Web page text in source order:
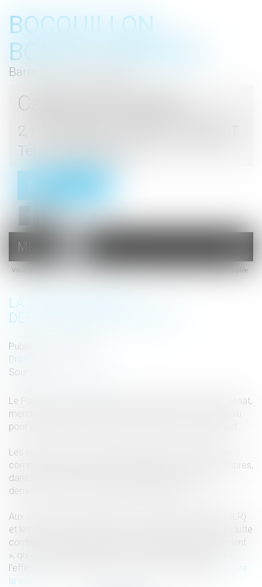
BOCQUILLON
BOESCH GROMEK
Barreau de Haute Marne
Cabinet d'avocats
2, rue du Palais - 52000 CHAUMONT
Tel : 03 25 03 05 62
menu
MENU
Vous êtes ici : La réforme pénale définitivement adoptée
LA RÉFORME PÉNALE
DÉFINITIVEMENT ADOPTÉE
Publié le :
Droit pénal
Source :
Le Parlement a définitivement adopté par un vote au Sénat,
mercredi 25 mai, le projet de loi de réforme pénale prévu
pour prendre le relais de l’état d’urgence à la fin de juillet.
Les sénateurs ont voté à main levée le texte issu d’une
commission mixte paritaire (CMP) entre les deux chambres,
dans les mêmes termes que les députés la semaine
dernière, ce qui rend son adoption définitive.
Aux côtés des socialistes, le groupe Les Républicains (LR)
et les centristes ont soutenu ce vaste projet de loi de « lutte
contre le crime organisé, le terrorisme et leur financement
», qui comporte plus de cent articles et traite aussi de «
l’efficacité et des garanties de la procédure pénale »...
Lire
la suite